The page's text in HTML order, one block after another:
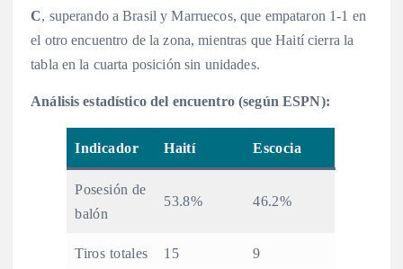
C, superando a Brasil y Marruecos, que empataron 1-1 en
el otro encuentro de la zona, mientras que Haití cierra la
tabla en la cuarta posición sin unidades.
Análisis estadístico del encuentro (según ESPN):
Indicador Haití Escocia
Posesión de
balón
53.8% 46.2%
Tiros totales 15 9